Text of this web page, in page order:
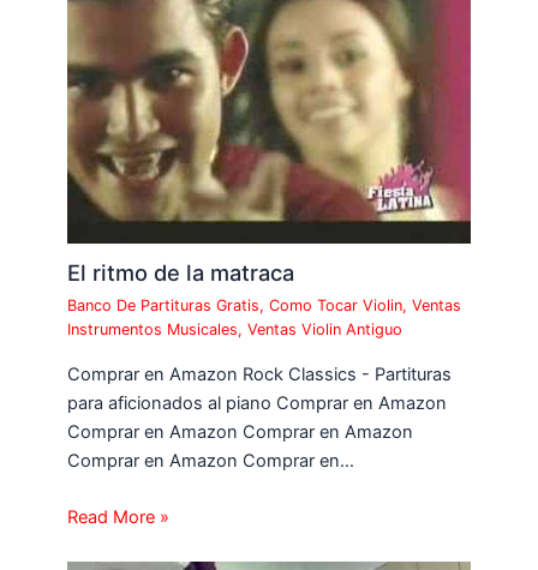
El ritmo de la matraca
Banco De Partituras Gratis,Como Tocar Violin,Ventas
Instrumentos Musicales,Ventas Violin Antiguo
Comprar en Amazon Rock Classics - Partituras
para aficionados al piano Comprar en Amazon
Comprar en Amazon Comprar en Amazon
Comprar en Amazon Comprar en…
Read More »